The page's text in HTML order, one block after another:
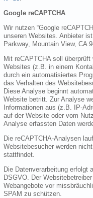
Google reCAPTCHA
Wir nutzen “Google
unseren Websites. Anbieter
Parkway, Mountain View, CA
Mit reCAPTCHA soll
Websites (z.B. in einem
durch ein automatisiertes
das Verhalten des
Diese Analyse beginnt
Website betritt. Zur Analyse
Informationen aus (z.B. IP-
auf der Website oder vom
Analyse erfassten Daten
Die reCAPTCHA-Analysen
Websitebesucher werden
stattfindet.
Die Datenverarbeitung erfolgt
DSGVO. Der
Webangebote vor
SPAM zu schützen.